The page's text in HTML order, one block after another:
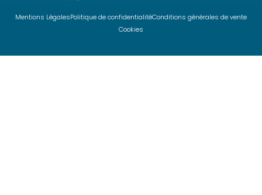
Mentions LégalesPolitique de confidentialitéConditions générales de vente
Cookies